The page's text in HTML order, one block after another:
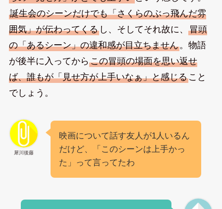
誕生会のシーンだけでも「さくらのぶっ飛んだ雰
囲気」が伝わってくるし、そしてそれ故に、 冒頭
の「あるシーン」の違和感が目立ちません。物語
が後半に入ってからこの冒頭の場面を思い返せ
ば、誰もが「見せ方が上手いなぁ」と感じること
でしょう。
犀川後藤
映画について話す友人が1人いるん
だけど、「このシーンは上手かっ
た」って言ってたわ